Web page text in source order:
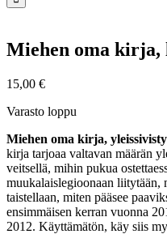
Miehen oma
15,00 €
Varasto loppu
Miehen oma kirja,
kirja tarjoaa valtavan määrän
veitsellä, mihin pukua
muukalaislegioonaan liitytään,
taistellaan, miten pääsee
ensimmäisen kerran vuonna
2012. Käyttämätön, käy siis